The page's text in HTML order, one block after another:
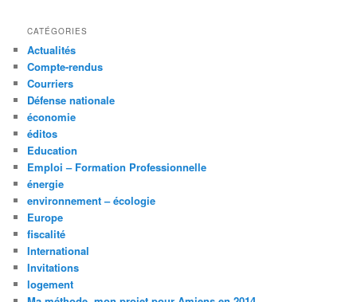
CATÉGORIES
Actualités
Compte-rendus
Courriers
Défense nationale
économie
éditos
Education
Emploi – Formation Professionnelle
énergie
environnement – écologie
Europe
fiscalité
International
Invitations
logement